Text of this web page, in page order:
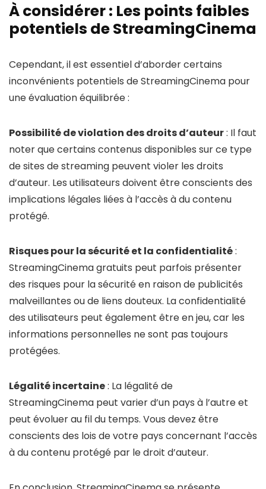
À considérer : Les points faibles
potentiels de StreamingCinema
Cependant, il est essentiel d’aborder certains
inconvénients potentiels de StreamingCinema pour
une évaluation équilibrée :
Possibilité de violation des droits d’auteur: Il faut
noter que certains contenus disponibles sur ce type
de sites de streaming peuvent violer les droits
d’auteur. Les utilisateurs doivent être conscients des
implications légales liées à l’accès à du contenu
protégé.
Risques pour la sécurité et la confidentialité:
StreamingCinema gratuits peut parfois présenter
des risques pour la sécurité en raison de publicités
malveillantes ou de liens douteux. La confidentialité
des utilisateurs peut également être en jeu, car les
informations personnelles ne sont pas toujours
protégées.
Légalité incertaine: La légalité de
StreamingCinema peut varier d’un pays à l’autre et
peut évoluer au fil du temps. Vous devez être
conscients des lois de votre pays concernant l’accès
à du contenu protégé par le droit d’auteur.